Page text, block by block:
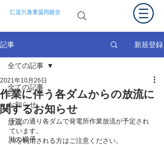
仁淀川漁業協同組合
記事 新規登録
全ての記事
お知らせ
放流
川の様子
全ての記事
作業に伴う各ダムからの放流に
関するお知らせ
2021年10月26日
下記の通り各ダムで発電所作業放流が予定され
ています。
川を利用される方はご注意ください。